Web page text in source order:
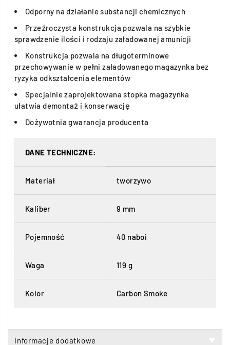
Odporny na działanie substancji chemicznych
Przeźroczysta konstrukcja pozwala na szybkie
sprawdzenie ilości i rodzaju załadowanej amunicji
Konstrukcja pozwala na długoterminowe
przechowywanie w pełni załadowanego magazynka bez
ryzyka odkształcenia elementów
Specjalnie zaprojektowana stopka magazynka
ułatwia demontaż i konserwację
Dożywotnia gwarancja producenta
DANE TECHNICZNE:
Materiał tworzywo
Kaliber 9 mm
Pojemność 40 naboi
Waga 119 g
Kolor Carbon Smoke
Informacje dodatkowe